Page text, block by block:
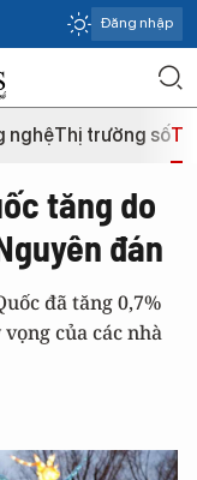
Đăng nhập
nghệThị trường số
tăng do
đán
đã tăng 0,7%
của các nhà